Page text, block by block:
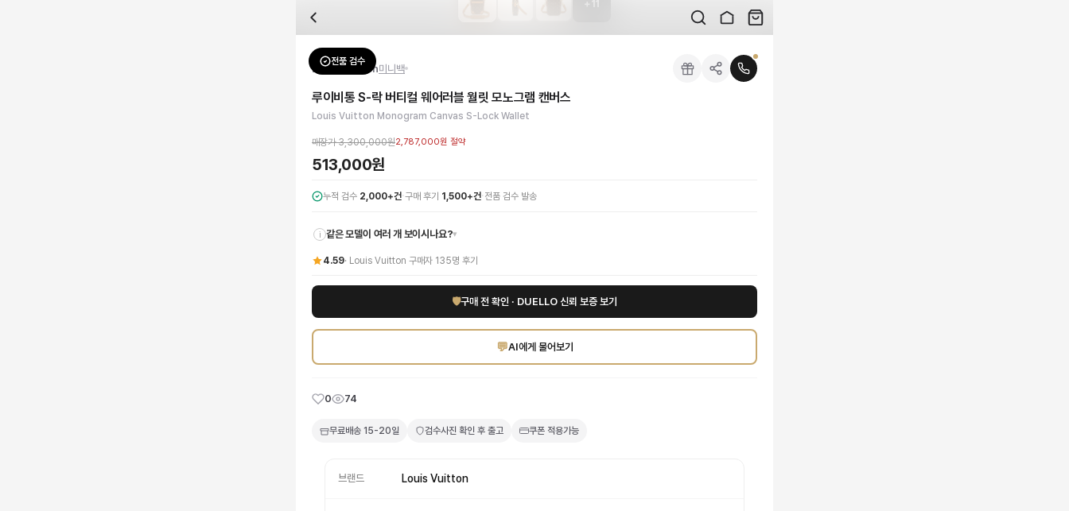
전문 스태프가 실물 상품을 직접 확인한 후 검수 사진을 제공합니다. 가죽 재질, 로고 각인, 스티치 간격, 하드웨어 색상, 내부 마감을 확인하며, 상품당 평균 4~8장의 검수 사진을 받아보실 수 있습니다.
수령 후 7일 이내 신청하시면 상품 하자, 사이즈 불일치, 고객 변심 모두 교환·반품이 가능합니다. 고객 변심 시 반품 배송비는 고객 부담이며, 상품 하자 시에는 무료입니다.
네, 쿠폰과 적립금을 결제 시 함께 사용하실 수 있습니다. 적립금은 1,000원 이상부터 사용 가능합니다.
루이비통 S-락 버티컬 웨어러블 월릿은 메종의 아이코닉한 모노그램 캔버스로 제작되어 즉각적인 고급스러움을 선사합니다. 정교하게 디자인된 S-락 잠금장치는 소장 가치를 더하며, 견고하면서도 세련된 브라운 색상의 모노그램 패턴이 시선을
을 DUELLO에서 만나보세요. 고퀄리티 하이엔드 인증 상품. 무료배송.
전품 검수
Louis Vuitton미니백
루이비통 S-락 버티컬 웨어러블 월릿 모노그램 캔버스
Louis Vuitton Monogram Canvas S-Lock Wallet
매장가3,300,000원2,787,000원 절약
513,000원
누적 검수 2,000+건·구매 후기 1,500+건· 전품 검수 발송
i 같은 모델이 여러 개 보이시나요?▾
4.59· Louis Vuitton 구매자 135명 후기
🛡구매 전 확인 · DUELLO 신뢰 보증 보기
💬AI에게 물어보기
0 74
무료배송 15-20일 검수사진 확인 후 출고 쿠폰 적용가능
브랜드 Louis Vuitton